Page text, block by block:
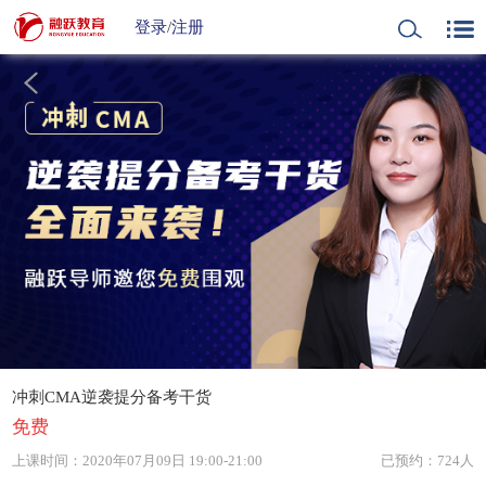
登录/注册
冲刺CMA逆袭提分备考干货
免费
上课时间：2020年07月09日 19:00-21:00 已预约：724人